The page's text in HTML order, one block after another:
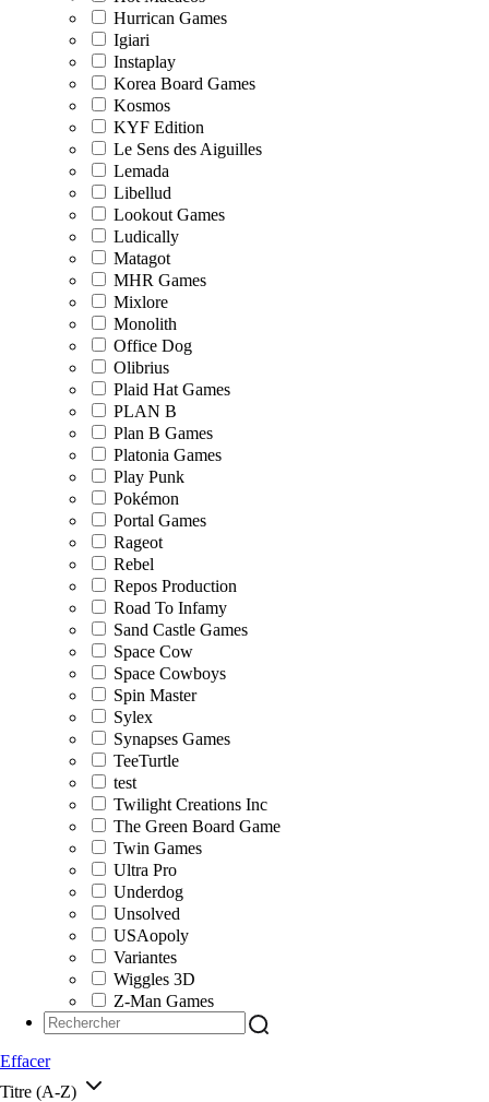
Hurrican Games
Igiari
Instaplay
Korea Board Games
Kosmos
KYF Edition
Le Sens des Aiguilles
Lemada
Libellud
Lookout Games
Ludically
Matagot
MHR Games
Mixlore
Monolith
Office Dog
Olibrius
Plaid Hat Games
PLAN B
Plan B Games
Platonia Games
Play Punk
Pokémon
Portal Games
Rageot
Rebel
Repos Production
Road To Infamy
Sand Castle Games
Space Cow
Space Cowboys
Spin Master
Sylex
Synapses Games
TeeTurtle
test
Twilight Creations Inc
The Green Board Game
Twin Games
Ultra Pro
Underdog
Unsolved
USAopoly
Variantes
Wiggles 3D
Z-Man Games
Effacer
Titre (A-Z)